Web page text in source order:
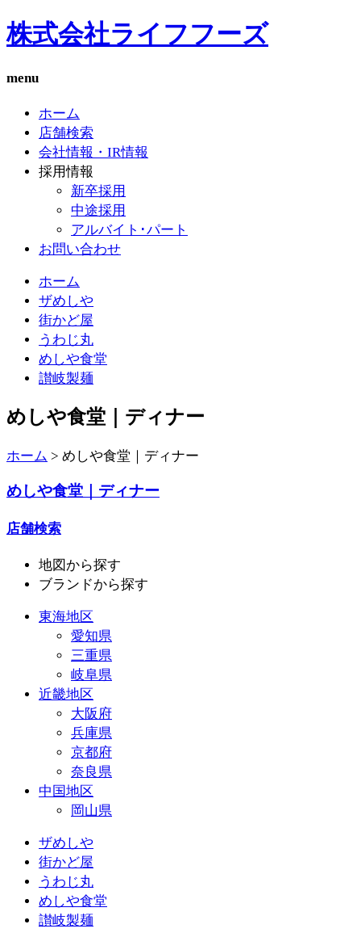
株式会社ライフフーズ
menu
ホーム
店舗検索
会社情報・IR情報
採用情報
新卒採用
中途採用
アルバイト･パート
お問い合わせ
ホーム
ザめしや
街かど屋
うわじ丸
めしや食堂
讃岐製麺
めしや食堂｜ディナー
ホーム > めしや食堂｜ディナー
めしや食堂｜ディナー
店舗検索
地図 から探す
ブランドから探す
東海地区
愛知県
三重県
岐阜県
近畿地区
大阪府
兵庫県
京都府
奈良県
中国地区
岡山県
ザめしや
街かど屋
うわじ丸
めしや食堂
讃岐製麺